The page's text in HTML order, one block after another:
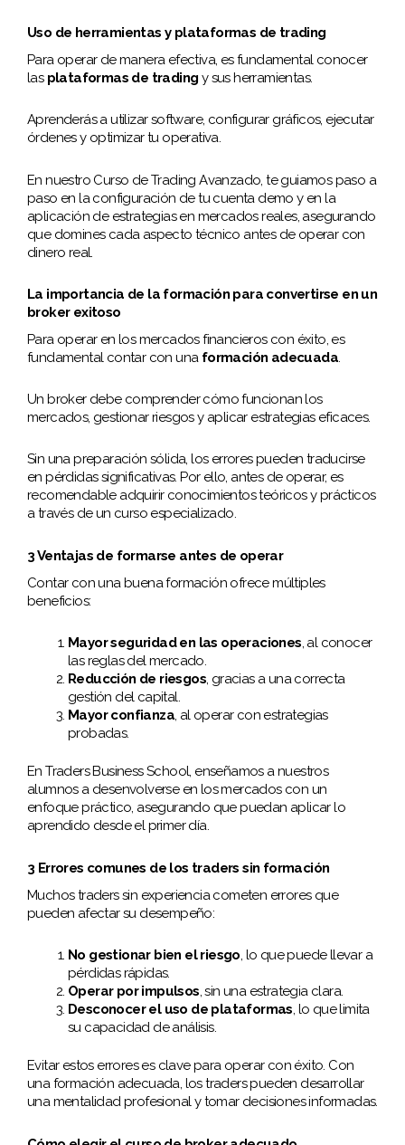
Uso de herramientas y plataformas de trading
Para operar de manera efectiva, es fundamental conocer
las plataformas de trading y sus herramientas.
Aprenderás a utilizar software, configurar gráficos, ejecutar
órdenes y optimizar tu operativa.
En nuestro Curso de Trading Avanzado, te guiamos paso a
paso en la configuración de tu cuenta demo y en la
aplicación de estrategias en mercados reales, asegurando
que domines cada aspecto técnico antes de operar con
dinero real.
La importancia de la formación para convertirse en un
broker exitoso
Para operar en los mercados financieros con éxito, es
fundamental contar con una formación adecuada.
Un broker debe comprender cómo funcionan los
mercados, gestionar riesgos y aplicar estrategias eficaces.
Sin una preparación sólida, los errores pueden traducirse
en pérdidas significativas. Por ello, antes de operar, es
recomendable adquirir conocimientos teóricos y prácticos
a través de un curso especializado.
3 Ventajas de formarse antes de operar
Contar con una buena formación ofrece múltiples
beneficios:
Mayor seguridad en las operaciones, al conocer
las reglas del mercado.
Reducción de riesgos, gracias a una correcta
gestión del capital.
Mayor confianza, al operar con estrategias
probadas.
En Traders Business School, enseñamos a nuestros
alumnos a desenvolverse en los mercados con un
enfoque práctico, asegurando que puedan aplicar lo
aprendido desde el primer día.
3 Errores comunes de los traders sin formación
Muchos traders sin experiencia cometen errores que
pueden afectar su desempeño:
No gestionar bien el riesgo, lo que puede llevar a
pérdidas rápidas.
Operar por impulsos, sin una estrategia clara.
Desconocer el uso de plataformas, lo que limita
su capacidad de análisis.
Evitar estos errores es clave para operar con éxito. Con
una formación adecuada, los traders pueden desarrollar
una mentalidad profesional y tomar decisiones informadas.